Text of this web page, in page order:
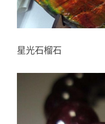
星光石榴石